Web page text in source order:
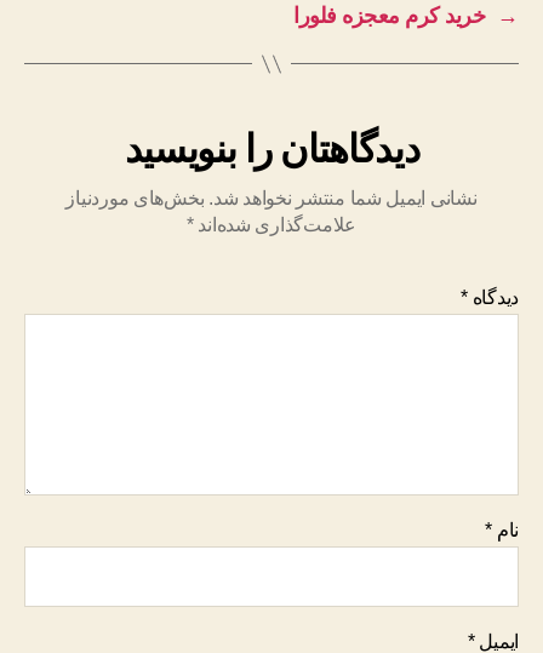
→
خرید کرم معجزه فلورا
دیدگاهتان را بنویسید
نشانی ایمیل شما منتشر نخواهد شد. بخش‌های موردنیاز
علامت‌گذاری شده‌اند*
دیدگاه*
نام *
ایمیل*